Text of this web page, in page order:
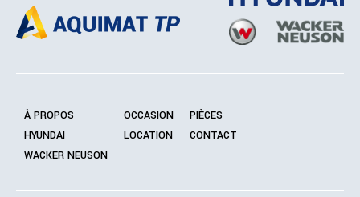
À PROPOS
HYUNDAI
WACKER NEUSON
OCCASION
LOCATION
PIÈCES
CONTACT